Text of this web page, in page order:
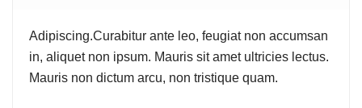
Adipiscing.Curabitur ante leo, feugiat non accumsan
in, aliquet non ipsum. Mauris sit amet ultricies lectus.
Mauris non dictum arcu, non tristique quam.